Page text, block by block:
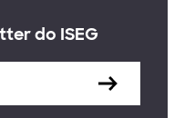
do ISEG